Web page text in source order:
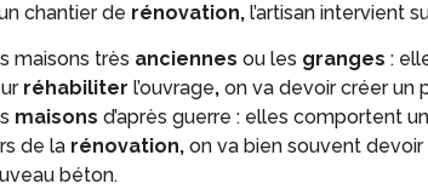
chantier de rénovation, l’artisan intervient
maisons très anciennes ou les granges :
réhabiliter l’ouvrage, on va devoir créer un
maisons d’après guerre : elles comportent un
de la rénovation, on va bien souvent
béton.